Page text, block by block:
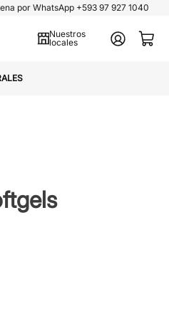
por WhatsApp +593 97 927 1040
Nuestros
locales